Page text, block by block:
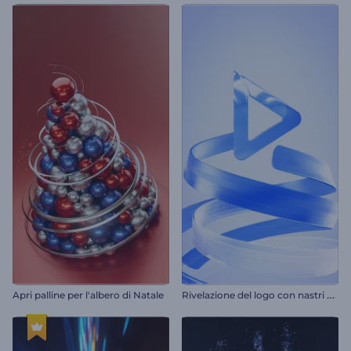
Apri palline per l'albero di Natale R
ivelazione del logo con nastri ondulati